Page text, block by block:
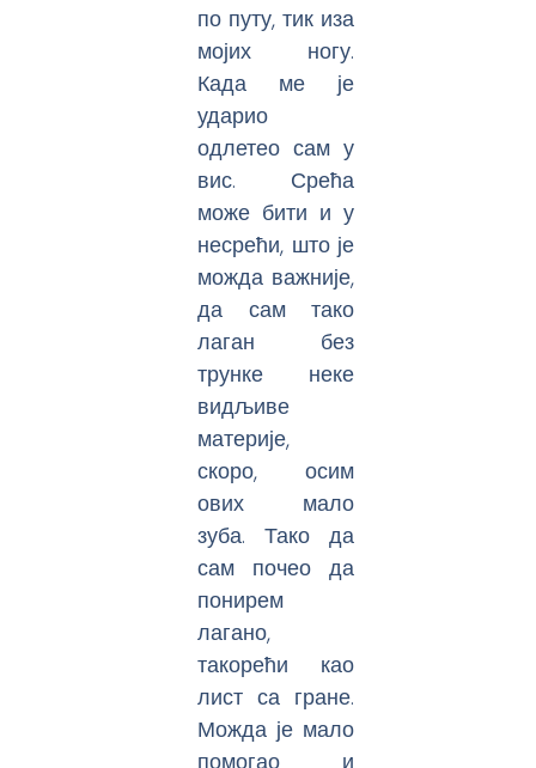
по путу, тик иза
мојих ногу.
Када ме је
ударио
одлетео сам у
вис. Срећа
може бити и у
несрећи, што је
можда важније,
да сам тако
лаган без
трунке неке
видљиве
материје,
скоро, осим
ових мало
зуба. Тако да
сам почео да
понирем
лагано,
такорећи као
лист са гране.
Можда је мало
помогао и